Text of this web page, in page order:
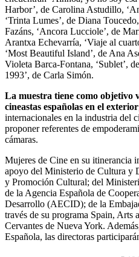
Harbor’, de Carolina Astudillo,
‘Trinta Lumes’, de Diana
Fazáns, ‘Ancora Lucciole’, de
Arantxa Echevarría, ‘Viaje al
‘Most Beautiful Island’, de Ana
Violeta Barca-Fontana, ‘Sublet’,
1993’, de Carla Simón.
La muestra tiene como objetivo
cineastas españolas en el exterior
internacionales en la industria del
proponer referentes de
cámaras.
Mujeres de Cine en su itinerancia
apoyo del Ministerio de Cultura y
y Promoción Cultural; del
de la Agencia Española de
Desarrollo (AECID); de la
través de su programa Spain, Arts
Cervantes de Nueva York.
Española, las directoras